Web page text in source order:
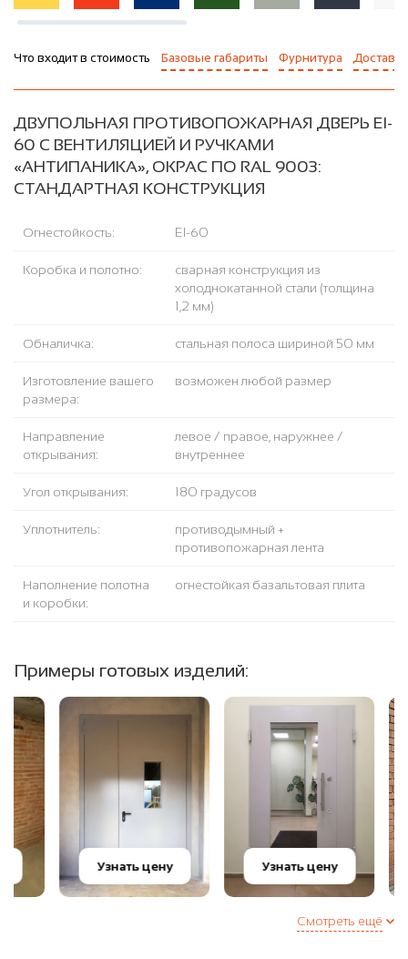
Что входит в стоимость Базовые габариты Фурнитура Доставка
ДВУПОЛЬНАЯ ПРОТИВОПОЖАРНАЯ ДВЕРЬ EI-
60 С ВЕНТИЛЯЦИЕЙ И РУЧКАМИ
«АНТИПАНИКА», ОКРАС ПО RAL 9003:
СТАНДАРТНАЯ КОНСТРУКЦИЯ
Огнестойкость: EI-60
Коробка и полотно:
сварная конструкция из
холоднокатанной стали (толщина
1,2 мм)
Обналичка: стальная полоса шириной 50 мм
Изготовление вашего
размера:
возможен любой размер
Направление
открывания:
левое / правое, наружнее /
внутреннее
Угол открывания: 180 градусов
Уплотнитель:
противодымный +
противопожарная лента
Наполнение полотна
и коробки:
огнестойкая базальтовая плита
Примеры готовых изделий:
Узнать цену Узнать цену
Смотреть ещё